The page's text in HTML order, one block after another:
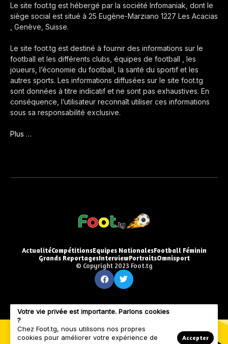
Le site foot.tg est hébergé par la société Infomaniak, dont le
siège social est situé à 25 Eugène-Marziano 1227 Les Acacias
, Genève, Suisse.
Le site foot.tg est destiné à fournir des informations sur le
football et les différents clubs, équipes de football , les
joueurs, l’économie du football, la santé du sportif et les
autres sports. Les informations diffusées sur le site foot.tg
sont données à titre indicatif et ne sont pas exhaustives. En
conséquence, l’utilisateur reconnaît utiliser ces informations
sous sa responsabilité exclusive.
Plus …
ActualitéCompétitionsEquipes NationalesFootball Féminin
Grands ReportagesInterviewPortraitsOmnisport
© Copyright 2023 Foot.tg
Votre vie privée est importante. Parlons cookies
?
Chez Foot.tg, nous utilisons nos propres
cookies pour améliorer votre expérience de
Accepter